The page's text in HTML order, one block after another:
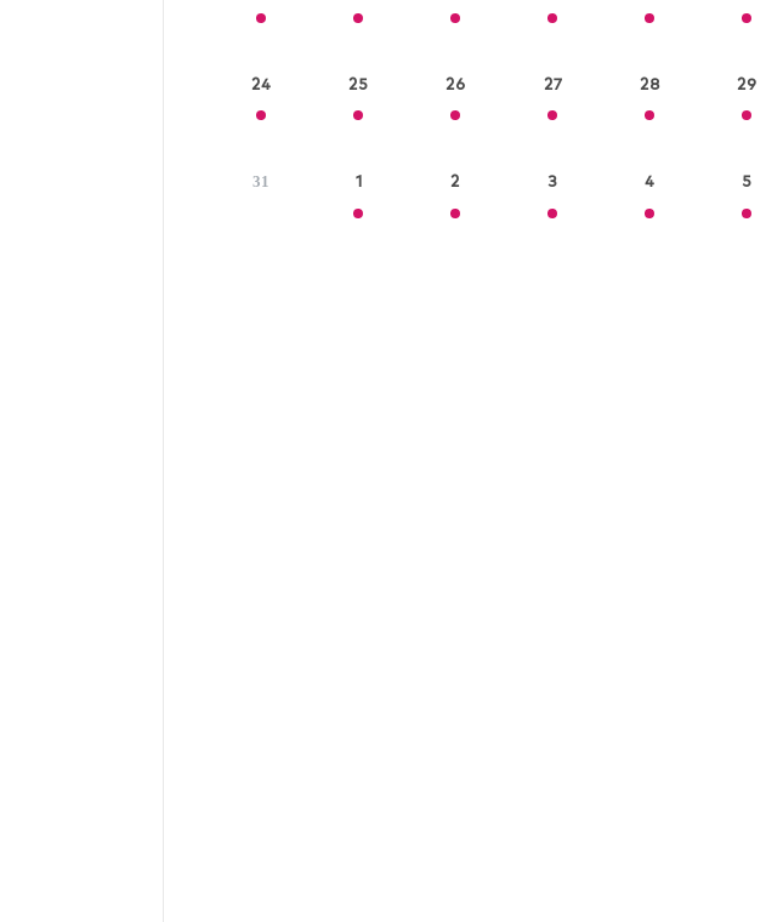
24 25 26 27 28 29
31 1 2 3 4 5